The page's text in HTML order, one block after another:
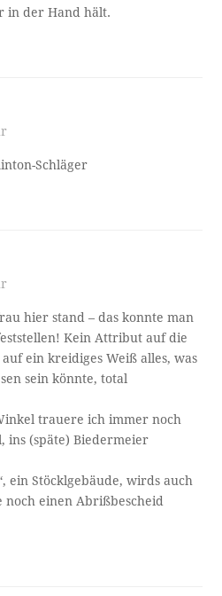
in der Hand hält.
Schläger
hier stand – das konnte man
Kein Attribut auf die
ein kreidiges Weiß alles, was
sein könnte, total
trauere ich immer noch
ins (späte) Biedermeier
ein Stöcklgebäude, wirds auch
noch einen Abrißbescheid